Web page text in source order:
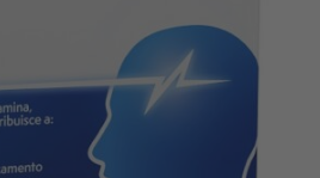
alla lista
dei
desideri